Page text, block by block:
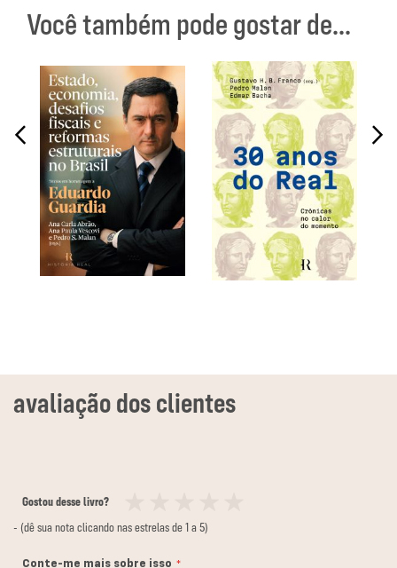
Você também pode gostar de...
Gostou desse livro?
12
3
4
5
- (dê sua nota clicando nas estrelas de 1 a 5)
Conte-me mais sobre isso